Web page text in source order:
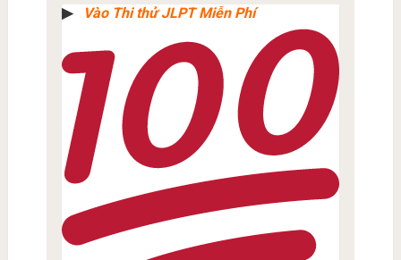
▶︎ Vào Thi thử JLPT Miễn Phí